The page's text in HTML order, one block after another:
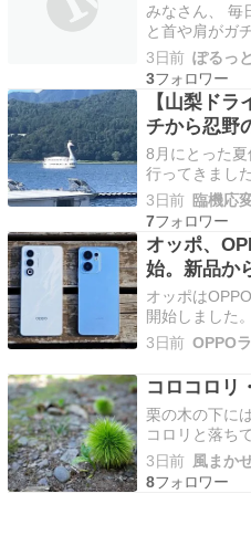
みなさん、 毎
と首や肩がガ
っとです！ 「
か疲れが取れ
族に指摘され
我が家でも寝
眠まわ…
3日前 ぽるっ
3
【山梨ド
チから忍野
富士まで！
8月にとった
行ってきまし
ジまで行った
す。夏休みと
もあって、そ
し […]
3日前 臨機応
7
オッポ、
始。新品か
オッポは
開始しました
となっており
することが可
く買うことが
リットも存在
品取り扱い…
3日前 OPPO
コロコロリ
栗の木の下に
コロリと落ち
しまって残念
さんは秋まで
3日前
風まか
8